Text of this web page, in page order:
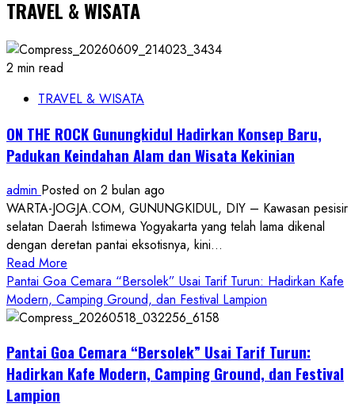
TRAVEL & WISATA
2 min read
TRAVEL & WISATA
ON THE ROCK Gunungkidul Hadirkan Konsep Baru,
Padukan Keindahan Alam dan Wisata Kekinian
admin Posted on 2 bulan ago
WARTA-JOGJA.COM, GUNUNGKIDUL, DIY – Kawasan pesisir
selatan Daerah Istimewa Yogyakarta yang telah lama dikenal
dengan deretan pantai eksotisnya, kini...
Read More
more
about
ON
ROCK
Gunungkidul
Pantai Goa Cemara “Bersolek” Usai Tarif Turun: Hadirkan Kafe
Modern, Camping Ground, dan Festival Lampion
Pantai Goa Cemara “Bersolek” Usai Tarif Turun:
Hadirkan Kafe Modern, Camping Ground, dan Festival
Lampion